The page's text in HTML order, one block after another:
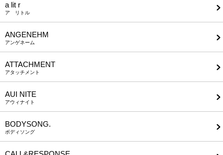
a lit r
ア リトル
ANGENEHM
アンゲネーム
ATTACHMENT
アタッチメント
AUI NITE
アウィナイト
BODYSONG.
ボディソング